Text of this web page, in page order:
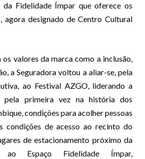
Fidelidade Ímpar que oferece os
agora designado de Centro Cultural
valores da marca como a inclusão,
a Seguradora voltou a aliar-se, pela
ao Festival AZGO, liderando a
pela primeira vez na história dos
condições para acolher pessoas
condições de acesso ao recinto do
de estacionamento próximo da
ao Espaço Fidelidade Ímpar,